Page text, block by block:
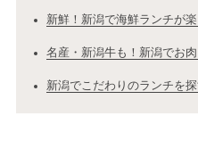
新鮮！新潟で海鮮ランチが
名産・新潟牛も！新潟でお
新潟でこだわりのランチを